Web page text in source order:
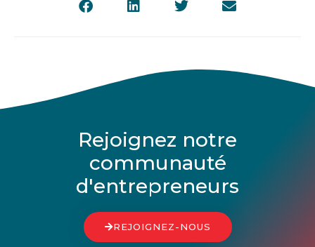
Rejoignez notre
communauté
d'entrepreneurs
REJOIGNEZ-NOUS